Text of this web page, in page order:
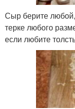
Сыр берите любой,
терке любого
если любите